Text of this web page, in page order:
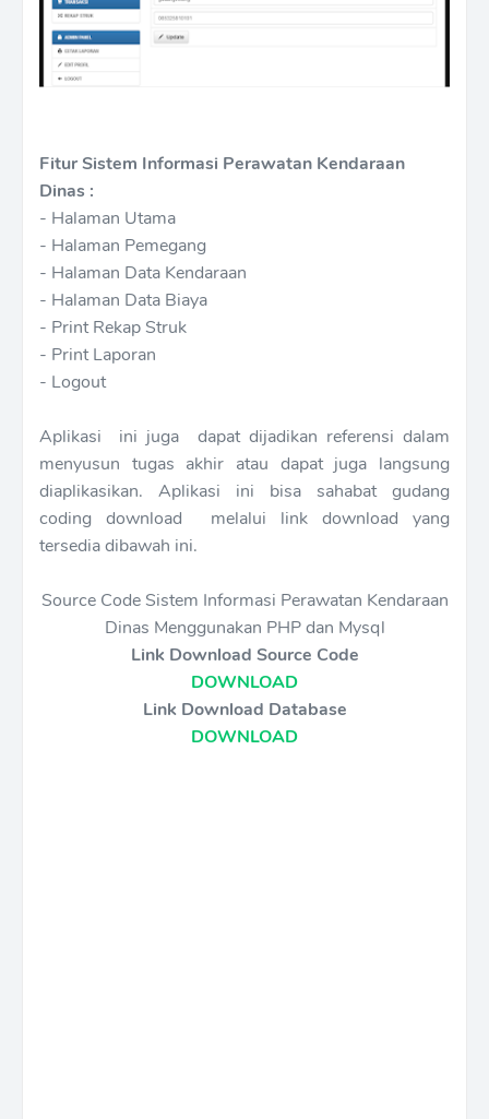
Fitur Sistem Informasi Perawatan Kendaraan
Dinas :
- Halaman Utama
- Halaman Pemegang
- Halaman Data Kendaraan
- Halaman Data Biaya
- Print Rekap Struk
- Print Laporan
- Logout
Aplikasi ini juga dapat dijadikan referensi dalam
menyusun tugas akhir atau dapat juga langsung
diaplikasikan. Aplikasi ini bisa sahabat gudang
coding download melalui link download yang
tersedia dibawah ini.
Source Code Sistem Informasi Perawatan Kendaraan
Dinas Menggunakan PHP dan Mysql
Link Download Source Code
DOWNLOAD
Link Download Database
DOWNLOAD